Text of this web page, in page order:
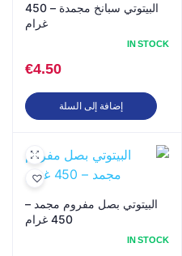
البيتوتي سبانخ مجمدة – 450
غرام
IN STOCK
€4.50
إضافة إلى السلة
البيتوتي بصل مفروم مجمد –
450 غرام
IN STOCK